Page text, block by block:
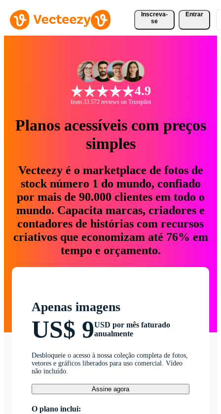
Inscreva-
se
Entrar
4.9
from 33.572 reviews on Trustpilot
Planos acessíveis com preços
simples
Vecteezy é o marketplace de fotos de
stock número 1 do mundo, confiado
por mais de 90.000 clientes em todo o
mundo. Capacita marcas, criadores e
contadores de histórias com recursos
criativos que economizam até 76% em
tempo e orçamento.
Apenas imagens
US$ 9USD por mês faturado
anualmente
Desbloqueie o acesso à nossa coleção completa de fotos,
vetores e gráficos liberados para uso comercial. Vídeo
não incluído.
Assine agora
O plano inclui: